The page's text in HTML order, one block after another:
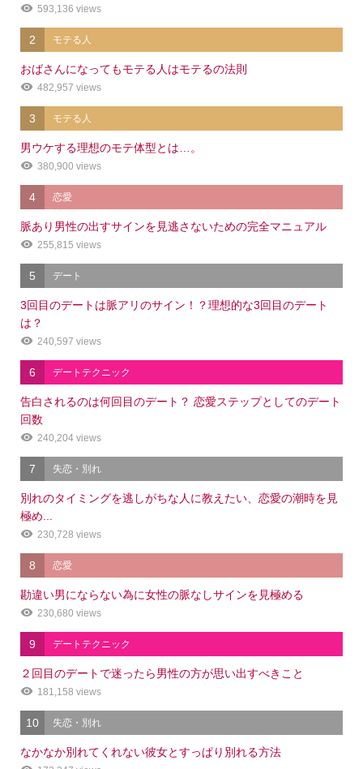
593,136 views
2 モテる人
おばさんになってもモテる人はモテるの法則
482,957 views
3 モテる人
男ウケする理想のモテ体型とは…。
380,900 views
4 恋愛
脈あり男性の出すサインを見逃さないための完全マニュアル
255,815 views
5 デート
3回目のデートは脈アリのサイン！？理想的な3回目のデート
は？
240,597 views
6 デートテクニック
告白されるのは何回目のデート？ 恋愛ステップとしてのデート
回数
240,204 views
7 失恋・別れ
別れのタイミングを逃しがちな人に教えたい、恋愛の潮時を見
極め...
230,728 views
8 恋愛
勘違い男にならない為に女性の脈なしサインを見極める
230,680 views
9 デートテクニック
２回目のデートで迷ったら男性の方が思い出すべきこと
181,158 views
10 失恋・別れ
なかなか別れてくれない彼女とすっぱり別れる方法